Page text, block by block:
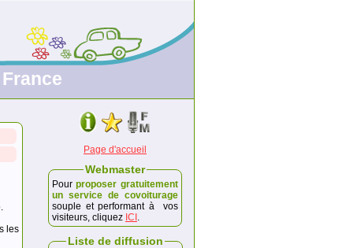
les
Page d'accueil
Webmaster
Pour proposer gratuitement
un service de covoiturage
souple et performant à vos
visiteurs, cliquez ICI .
Liste de diffusion